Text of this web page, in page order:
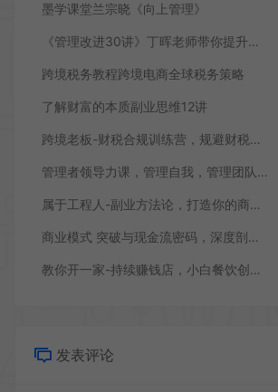
墨学课堂兰宗晓《向上管理》
《管理改进30讲》丁晖老师带你提升业绩
跨境税务教程跨境电商全球税务策略
了解财富的本质副业思维12讲
跨境老板-财税合规训练营，规避财税风险、提升企业利润
管理者领导力课，管理自我，管理团队，管理业绩，教你解决团队沟通和激励难题
属于工程人-副业方法论，打造你的商业化技能，让职场变的更从容-高清无水印
商业模式 突破与现金流密码，深度剖析赚钱值钱融钱的现金流底层逻辑-无水印
教你开一家-持续赚钱店，小白餐饮创业避坑，老餐饮店利润翻倍-99节无水印
发表评论